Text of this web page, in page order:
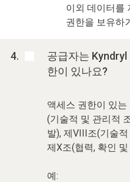
이외 데이터를
권한을 보유하
공급자는 Kyndryl
한이 있나요?
액세스 권한이 있
(기술적 및 관리적
발), 제VIII조(기술
제X조(협력, 확인
예: